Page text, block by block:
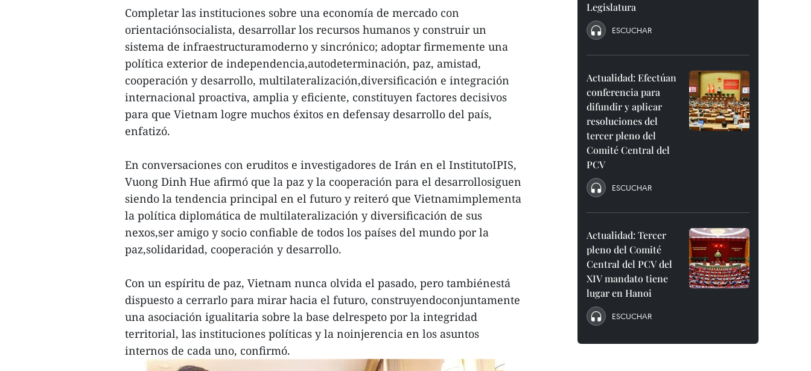
Completar las instituciones sobre una economía de mercado con
orientaciónsocialista, desarrollar los recursos humanos y construir un
sistema de infraestructuramoderno y sincrónico; adoptar firmemente una
política exterior de independencia,autodeterminación, paz, amistad,
cooperación y desarrollo, multilateralización,diversificación e integración
internacional proactiva, amplia y eficiente, constituyen factores decisivos
para que Vietnam logre muchos éxitos en defensay desarrollo del país,
enfatizó.
En conversaciones con eruditos e investigadores de Irán en el InstitutoIPIS,
Vuong Dinh Hue afirmó que la paz y la cooperación para el desarrollosiguen
siendo la tendencia principal en el futuro y reiteró que Vietnamimplementa
la política diplomática de multilateralización y diversificación de sus
nexos,ser amigo y socio confiable de todos los países del mundo por la
paz,solidaridad, cooperación y desarrollo.
Con un espíritu de paz, Vietnam nunca olvida el pasado, pero tambiénestá
dispuesto a cerrarlo para mirar hacia el futuro, construyendoconjuntamente
una asociación igualitaria sobre la base delrespeto por la integridad
territorial, las instituciones políticas y la noinjerencia en los asuntos
internos de cada uno, confirmó.
Legislatura
ESCUCHAR
Actualidad: Efectúan
conferencia para
difundir y aplicar
resoluciones del
tercer pleno del
Comité Central del
PCV
ESCUCHAR
Actualidad: Tercer
pleno del Comité
Central del PCV del
XIV mandato tiene
lugar en Hanoi
ESCUCHAR